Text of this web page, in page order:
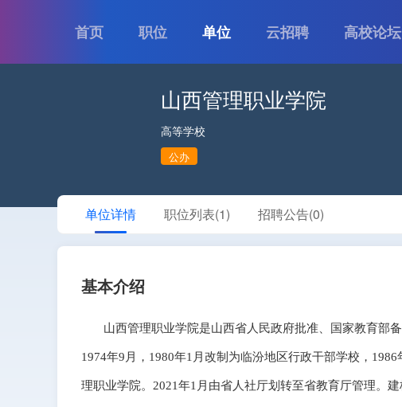
首页 职位 单位 云招聘 高校论坛
山西管理职业学院
高等学校
公办
单位详情 职位列表(1) 招聘公告(0)
基本介绍
山西管理职业学院是山西省人民政府批准、国家教育部
1974年9月，1980年1月改制为临汾地区行政干部学校，
理职业学院。2021年1月由省人社厅划转至省教育厅管理。